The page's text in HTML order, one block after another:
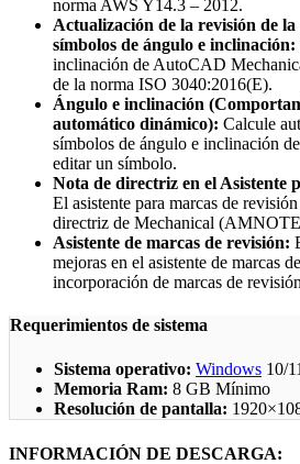
norma AWS Y14.3 – 2012.
Actualización de la revisión de
símbolos de ángulo e inclinación:
inclinación de AutoCAD
de la norma ISO 3040:2016(E).
Ángulo e inclinación
automático dinámico): Calcule
símbolos de ángulo e inclinación
editar un símbolo.
Nota de directriz en el Asistente
El asistente para marcas de
directriz de Mechanical
Asistente de marcas de revisión:
mejoras en el asistente de marcas
incorporación de marcas de
Requerimientos de sistema
Sistema operativo: Windows 10/
Memoria Ram: 8 GB Mínimo
Resolución de pantalla:
INFORMACIÓN DE DESCARGA: